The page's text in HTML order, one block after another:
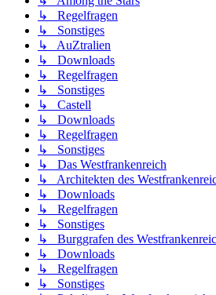
↳ Regelfragen
↳ Sonstiges
↳ AuZtralien
↳ Downloads
↳ Regelfragen
↳ Sonstiges
↳ Castell
↳ Downloads
↳ Regelfragen
↳ Sonstiges
↳ Das Westfrankenreich
↳ Architekten des
↳ Downloads
↳ Regelfragen
↳ Sonstiges
↳ Burggrafen des
↳ Downloads
↳ Regelfragen
↳ Sonstiges